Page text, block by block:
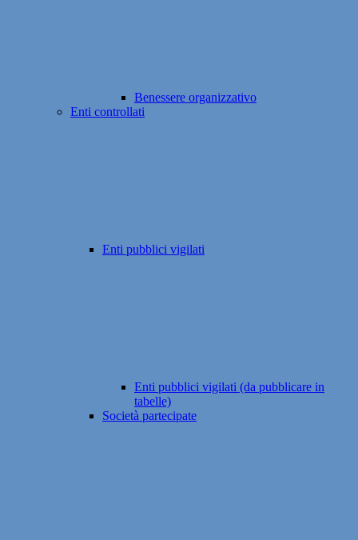
Benessere organizzativo
Enti controllati
Enti pubblici vigilati
Enti pubblici vigilati (da pubblicare in
tabelle)
Società partecipate